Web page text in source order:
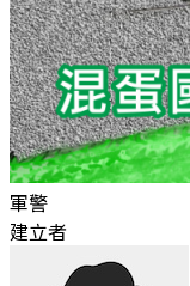
軍警
建立者